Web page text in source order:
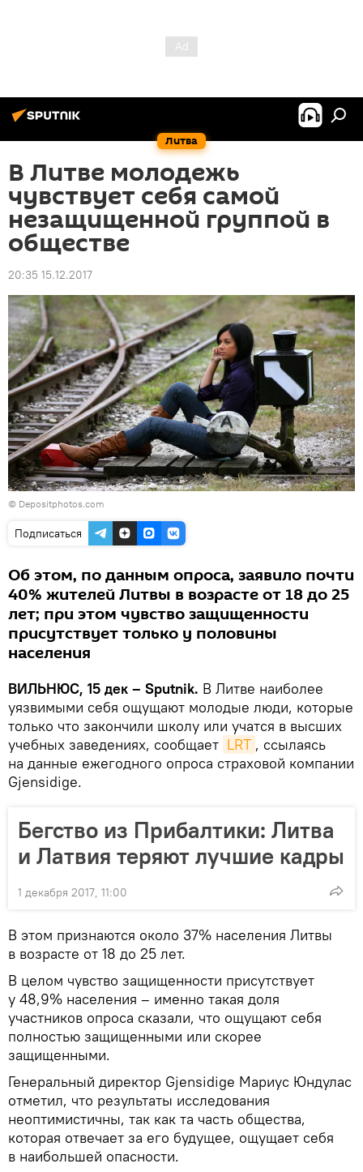
Литва
В Литве молодежь
чувствует себя самой
незащищенной группой в
обществе
20:35 15.12.2017
© Depositphotos.com
Подписаться
Об этом, по данным опроса, заявило почти
40% жителей Литвы в возрасте от 18 до 25
лет; при этом чувство защищенности
присутствует только у половины
населения
ВИЛЬНЮС, 15 дек – Sputnik. В Литве наиболее
уязвимыми себя ощущают молодые люди, которые
только что закончили школу или учатся в высших
учебных заведениях, сообщает LRT , ссылаясь
на данные ежегодного опроса страховой компании
Gjensidige.
Бегство из Прибалтики: Литва
и Латвия теряют лучшие кадры
1 декабря 2017, 11:00
В этом признаются около 37% населения Литвы
в возрасте от 18 до 25 лет.
В целом чувство защищенности присутствует
у 48,9% населения – именно такая доля
участников опроса сказали, что ощущают себя
полностью защищенными или скорее
защищенными.
Генеральный директор Gjensidige Мариус Юндулас
отметил, что результаты исследования
неоптимистичны, так как та часть общества,
которая отвечает за его будущее, ощущает себя
в наибольшей опасности.